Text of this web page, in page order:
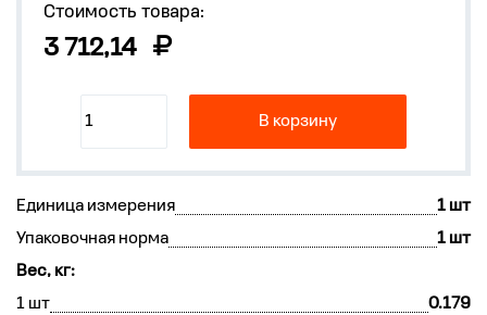
Стоимость товара:
3 712,14
В корзину
Единица измерения
1 шт
Упаковочная норма
1 шт
Вес, кг:
1 шт
0.179